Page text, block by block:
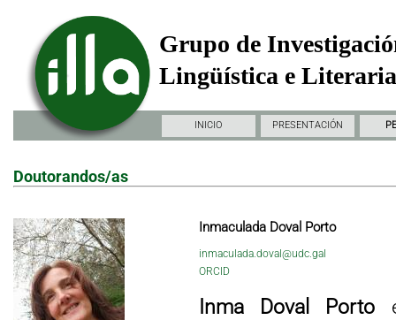
Grupo de
Lingüística e
INICIO PRESENTACIÓN
Doutorandos/as
Inmaculada Doval Porto
inmaculada.doval@udc.gal
ORCID
Inma Doval Porto